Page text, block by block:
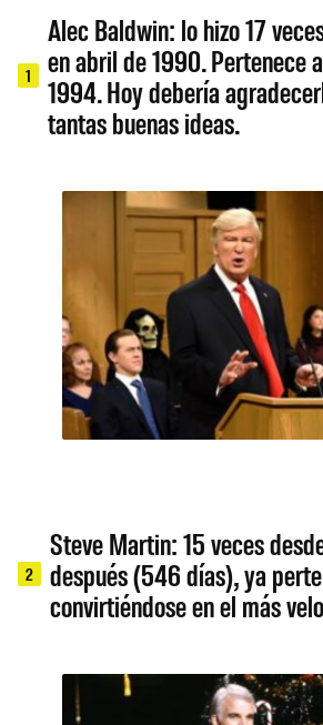
1
Alec Baldwin: lo hizo 17
en abril de 1990. Pertenece
1994. Hoy debería
tantas buenas ideas.
2
Steve Martin: 15 veces
después (546 días), ya
convirtiéndose en el más